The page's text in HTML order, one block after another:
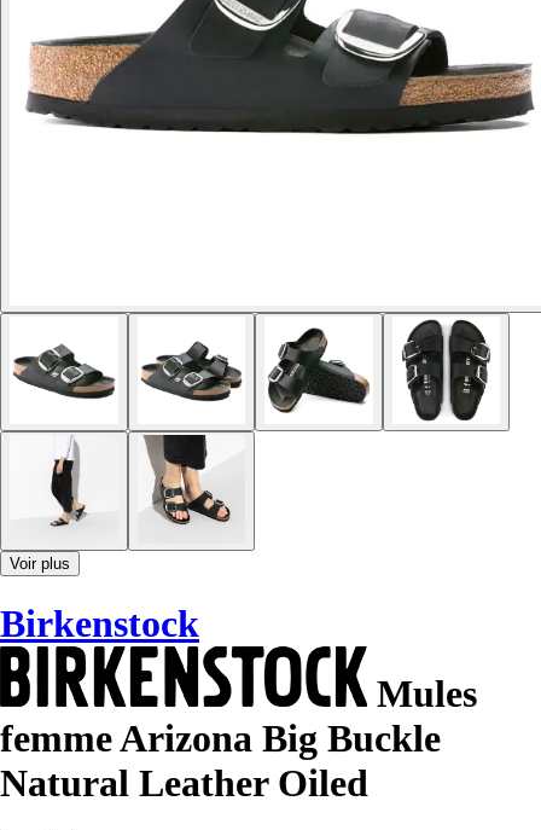
Voir plus
Birkenstock
Mules
femme Arizona Big Buckle
Natural Leather Oiled